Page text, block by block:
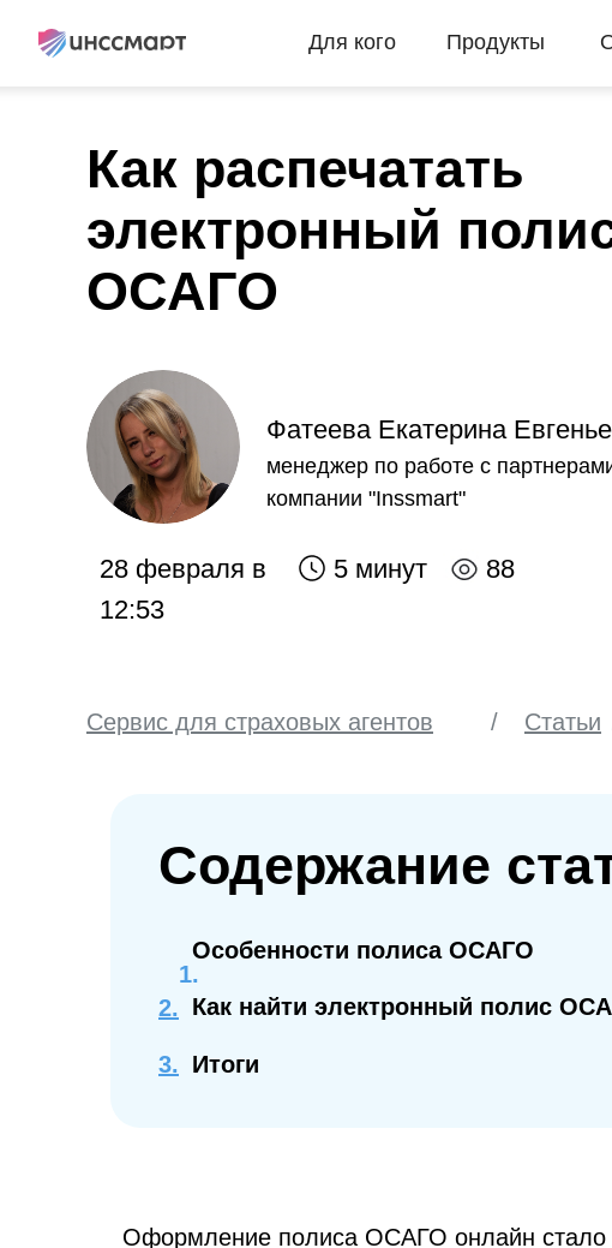
Для кого Продукты
Как распечатать
электронный
ОСАГО
Фатеева Екатерина
менеджер по работе с
компании "Inssmart"
88
5 минут
28 февраля в
12:53
Сервис для страховых агентов
/ Статьи
Содержание
2. Как найти электронный полис
3. Итоги
Особенности полиса ОСАГО
Оформление полиса ОСАГО онлайн стало